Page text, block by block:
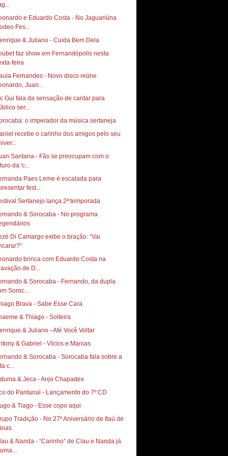
e Eduardo Costa - No Jaguariúna
Fes...
& Juliano - Cuida Bem Dela
faz show em Fernandópolis nesta
feira
Fernandes - Novo disco reúne
Juan...
Gui fala da sensação de cantar para
ser...
o imperador da música sertaneja
recebe o carinho dos amigos pelo seu
Santana - Fãs se preocupam com o
da 'c...
Paes Leme é escalada para
fest...
Sertanejo lança 2ª temporada
& Sorocaba - No programa
Di Camargo exibe o bração: “Vai
brinca com Eduardo Costa na
de D...
& Sorocaba - Fernando, da dupla
Soroc...
Brava - Sabe Esse Cara
& Thiago - Solteira
& Juliano - Até Você Voltar
& Gabriel - Vícios e Manias
& Sorocaba - Sorocaba fala sobre a
c...
& Jeca - Anjo Chapadex
do Pantanal - Lançamento do 7º CD
& Tiago - Esse copo aqui
Tradição - No 27º Aniversário de Itaú de
& Nanda - “Carinho” de Clau e Nanda já